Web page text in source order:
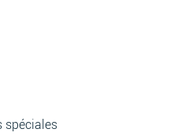
spéciales